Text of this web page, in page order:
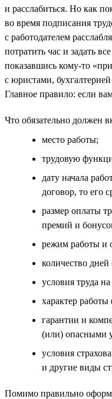
и расслабиться. Но как
во время подписания
с работодателем
потратить час и задать
показавшись кому-то
с юристами,
Главное правило: если
Что обязательно должен
место работы;
трудовую
дату начала
договор, то его
размер оплаты
премий и
режим работы и
количество дней
условия труда
характер работы
гарантии и
(или) опасными
условия
и другие виды
Помимо правильно